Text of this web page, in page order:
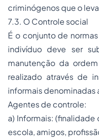
criminógenos que o
7.3. O Controle social
É o conjunto de
indivíduo deve ser
manutenção da
realizado através de
informais
Agentes de controle:
a) Informais:
escola, amigos,